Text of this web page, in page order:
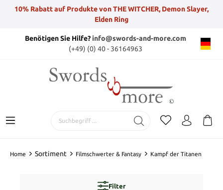
10% Rabatt auf Produkte von THE WITCHER, Demon Slayer,
Elden Ring
Benötigen Sie Hilfe?info@swords-and-more.com
(+49) (0) 40 - 36164963
Home Sortiment Filmschwerter & Fantasy Kampf der Titanen
Filter